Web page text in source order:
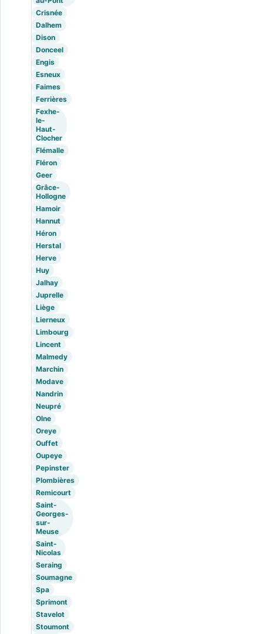
Crisnée
Dalhem
Dison
Donceel
Engis
Esneux
Faimes
Ferrières
Fexhe-
le-
Haut-
Clocher
Flémalle
Fléron
Geer
Grâce-
Hollogne
Hamoir
Hannut
Héron
Herstal
Herve
Huy
Jalhay
Juprelle
Liège
Lierneux
Limbourg
Lincent
Malmedy
Marchin
Modave
Nandrin
Neupré
Olne
Oreye
Ouffet
Oupeye
Pepinster
Plombières
Remicourt
Saint-
Georges-
sur-
Meuse
Saint-
Nicolas
Seraing
Soumagne
Spa
Sprimont
Stavelot
Stoumont